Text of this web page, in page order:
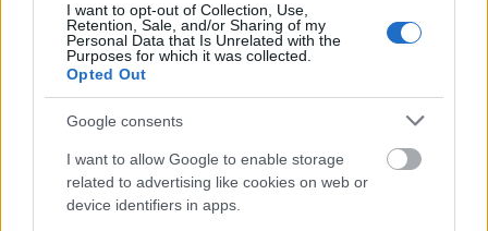
I want to opt-out of Collection, Use,
Retention, Sale, and/or Sharing of my
Personal Data that Is Unrelated with the
Purposes for which it was collected.
Opted Out
Google consents
I want to allow Google to enable storage
related to advertising like cookies on web or
device identifiers in apps.